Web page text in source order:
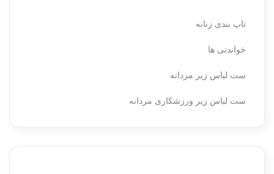
تاپ بندی زنانه
خواندنی ها
ست لباس زیر مردانه
ست لباس زیر ورزشکاری مردانه